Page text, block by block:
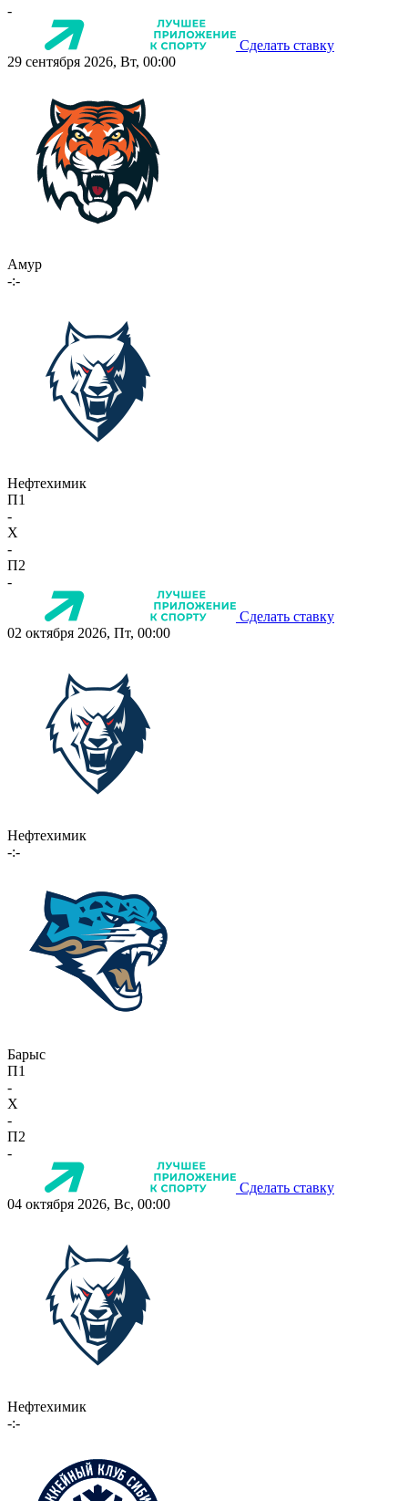
-
Сделать ставку
29 сентября 2026, Вт, 00:00
Амур
-:-
Нефтехимик
П1
-
X
-
П2
-
Сделать ставку
02 октября 2026, Пт, 00:00
Нефтехимик
-:-
Барыс
П1
-
X
-
П2
-
Сделать ставку
04 октября 2026, Вс, 00:00
Нефтехимик
-:-